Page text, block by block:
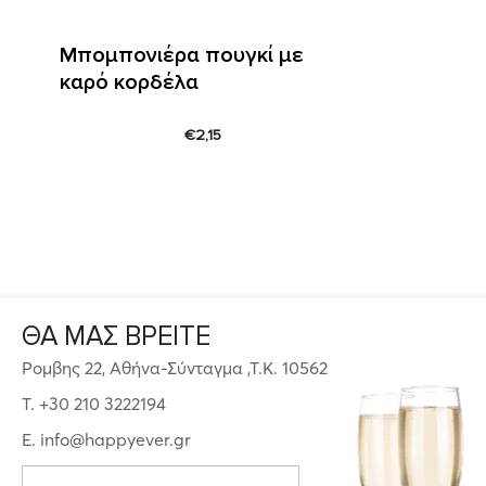
Μπομπονιέρα πουγκί με
καρό κορδέλα
€2,15
ΘΑ ΜΑΣ ΒΡΕΙΤΕ
Ρομβης 22, Αθήνα-Σύνταγμα ,Τ.Κ. 10562
T. +30 210 3222194
E. info@happyever.gr